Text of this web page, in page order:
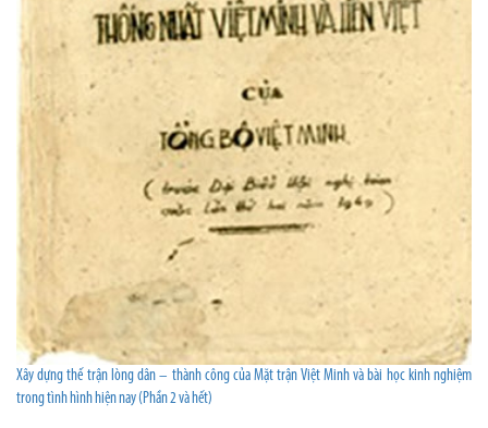
Xây dựng thế trận lòng dân – thành công của Mặt trận Việt Minh và bài học kinh nghiệm
trong tình hình hiện nay (Phần 2 và hết)